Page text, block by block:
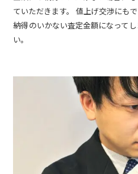
ていただきます。 値上げ交渉にも
納得のいかない査定金額になって
い。